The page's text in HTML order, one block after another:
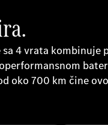
sa 4 vrata
oko 700 km čine